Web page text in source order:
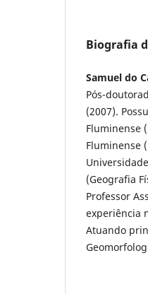
Biografia
Samuel do
Pós-
(2007).
Fluminense
Fluminense
(Geografia
Professor
experiência
Atuando